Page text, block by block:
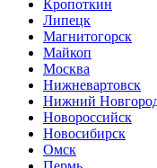
Кропоткин
Липецк
Магнитогорск
Майкоп
Москва
Нижневартовск
Нижний
Новороссийск
Новосибирск
Омск